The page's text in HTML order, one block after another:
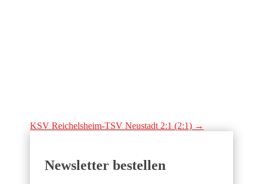
KSV Reichelsheim-TSV Neustadt 2:1 (2:1) →
Newsletter bestellen